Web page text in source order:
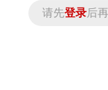
请先登录后